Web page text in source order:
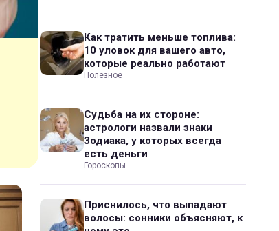
Как тратить меньше топлива:
10 уловок для вашего авто,
которые реально работают
Полезное
Судьба на их стороне:
астрологи назвали знаки
Зодиака, у которых всегда
есть деньги
Гороскопы
Приснилось, что выпадают
волосы: сонники объясняют, к